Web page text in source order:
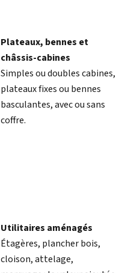
Plateaux, bennes et
châssis-cabines
Simples ou doubles cabines,
plateaux fixes ou bennes
basculantes, avec ou sans
coffre.
Utilitaires aménagés
Étagères, plancher bois,
cloison, attelage,